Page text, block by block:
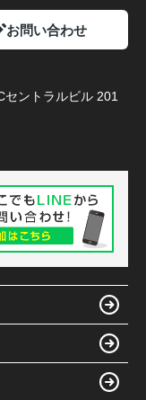
お問い合わせ
ントラルビル 201